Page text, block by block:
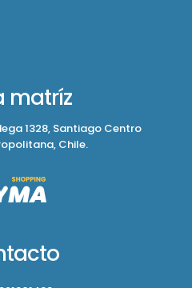
matríz
1328, Santiago Centro
Chile.